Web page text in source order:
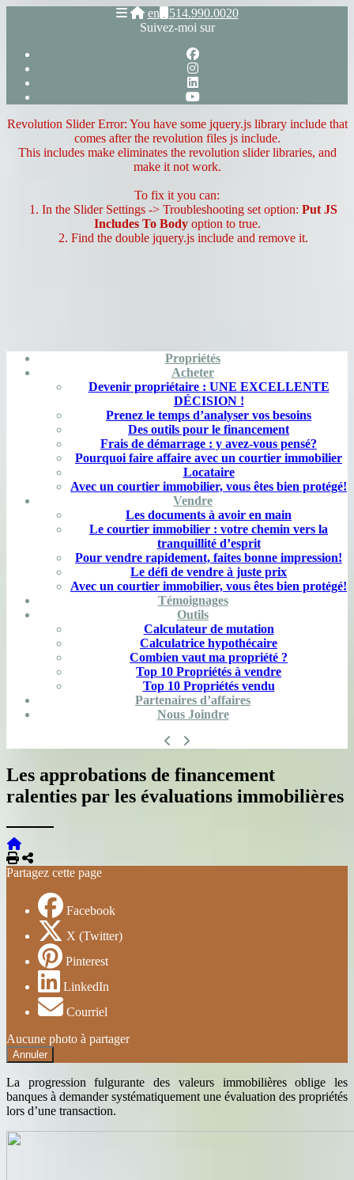
en
514.990.0020
Suivez-moi sur
Revolution Slider Error: You have some jquery.js library include that
comes after the revolution files js include.
This includes make eliminates the revolution slider libraries, and
make it not work.
To fix it you can:
1. In the Slider Settings -> Troubleshooting set option: Put JS
Includes To Bodyoption to true.
2. Find the double jquery.js include and remove it.
Propriétés
Acheter
Devenir propriétaire : UNE EXCELLENTE
DÉCISION !
Prenez le temps d’analyser vos besoins
Des outils pour le financement
Frais de démarrage : y avez-vous pensé?
Pourquoi faire affaire avec un courtier immobilier
Locataire
Avec un courtier immobilier, vous êtes bien protégé!
Vendre
Les documents à avoir en main
Le courtier immobilier : votre chemin vers la
tranquillité d’esprit
Pour vendre rapidement, faites bonne impression!
Le défi de vendre à juste prix
Avec un courtier immobilier, vous êtes bien protégé!
Témoignages
Outils
Calculateur de mutation
Calculatrice hypothécaire
Combien vaut ma propriété ?
Top 10 Propriétés à vendre
Top 10 Propriétés vendu
Partenaires d’affaires
Nous Joindre
Les approbations de financement
ralenties par les évaluations immobilières
Imprimer
Partager
Partagez cette page
Facebook
X (Twitter)
Pinterest
LinkedIn
Courriel
Aucune photo à partager
Annuler
La progression fulgurante des valeurs immobilières oblige les
banques à demander systématiquement une évaluation des propriétés
lors d’une transaction.